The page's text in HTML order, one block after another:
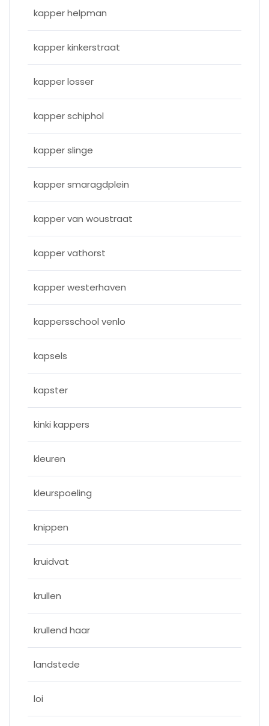
kapper helpman
kapper kinkerstraat
kapper losser
kapper schiphol
kapper slinge
kapper smaragdplein
kapper van woustraat
kapper vathorst
kapper westerhaven
kappersschool venlo
kapsels
kapster
kinki kappers
kleuren
kleurspoeling
knippen
kruidvat
krullen
krullend haar
landstede
loi